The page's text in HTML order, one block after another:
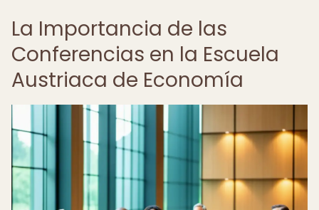
La Importancia de las
Conferencias en la Escuela
Austriaca de Economía